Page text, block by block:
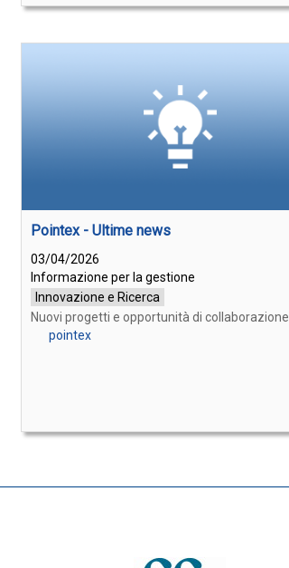
Pointex - Ultime news
03/04/2026
Informazione per la gestione
Innovazione e Ricerca
Nuovi progetti e opportunità di collaborazione
pointex